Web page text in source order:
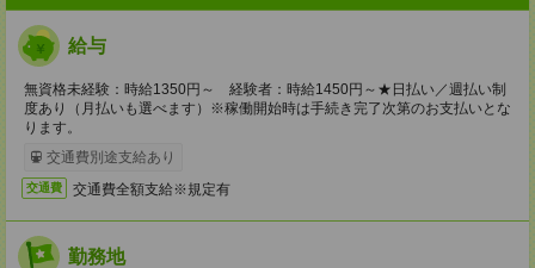
給与
無資格未経験：時給1350円～ 経験者：時給1450円～★日払い／週払い制
度あり（月払いも選べます）※稼働開始時は手続き完了次第のお支払いとな
ります。
交通費別途支給あり
交通費 交通費全額支給※規定有
勤務地